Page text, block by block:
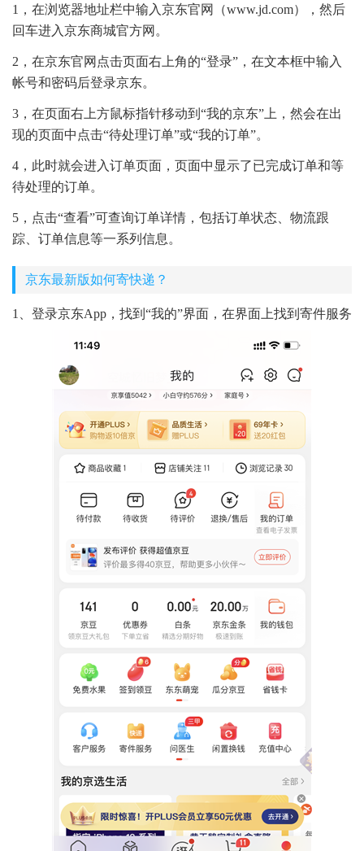
1，在浏览器地址栏中输入京东官网（www.jd.com），然后
回车进入京东商城官方网。
2，在京东官网点击页面右上角的“登录”，在文本框中输入
帐号和密码后登录京东。
3，在页面右上方鼠标指针移动到“我的京东”上，然会在出
现的页面中点击“待处理订单”或“我的订单”。
4，此时就会进入订单页面，页面中显示了已完成订单和等
待处理的订单。
5，点击“查看”可查询订单详情，包括订单状态、物流跟
踪、订单信息等一系列信息。
京东最新版如何寄快递？
1、登录京东App，找到“我的”界面，在界面上找到寄件服务